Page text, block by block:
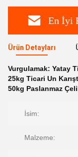
En İyi
Ürün Detayları
Vurgulamak: Yatay
25kg Ticari Un
50kg Paslanmaz
İsim:
Malzeme: